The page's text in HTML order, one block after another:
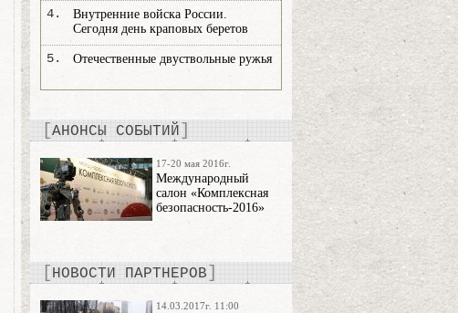
Внутренние войска России.
Сегодня день краповых беретов
4.
Отечественные двуствольные ружья
5.
АНОНСЫ СОБЫТИЙ
17-20 мая 2016г.
Международный
салон «Комплексная
безопасность-2016»
НОВОСТИ ПАРТНЕРОВ
14.03.2017г. 11:00